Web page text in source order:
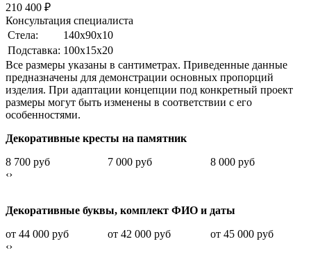
210 400 ₽
Консультация специалиста
Стела:
140х90х10
Подставка: 100х15х20
Все размеры указаны в сантиметрах. Приведенные данные
предназначены для демонстрации основных пропорций
изделия. При адаптации концепции под конкретный проект
размеры могут быть изменены в соответствии с его
особенностями.
Декоративные кресты на памятник
8 700 руб
7 000 руб
8 000 руб
‹›
Декоративные буквы, комплект ФИО и даты
от 44 000 руб
от 42 000 руб
от 45 000 руб
‹›